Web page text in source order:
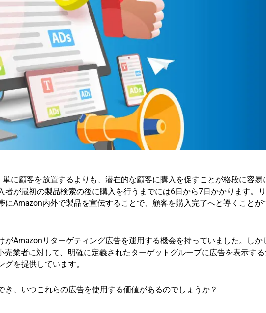
に顧客を放置するよりも、潜在的な顧客に購入を促すことが格段に容易
者が最初の製品検索の後に購入を行うまでには6日から7日かかります。
にAmazon内外で製品を宣伝することで、顧客を購入完了へと導くことが
Amazonリターゲティング広告を運用する機会を持っていました。しか
業者に対して、明確に定義されたターゲットグループに広告を表示する
を提供しています。
き、いつこれらの広告を使用する価値があるのでしょうか？